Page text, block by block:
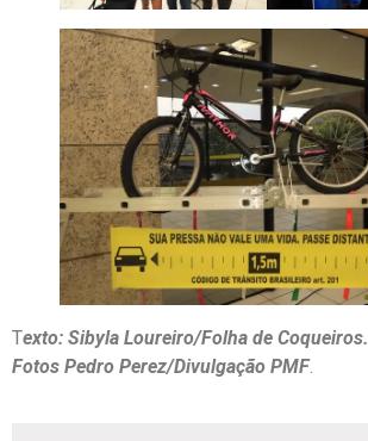
Texto: Sibyla Loureiro/Folha de Coqueiros.
Fotos Pedro Perez/Divulgação PMF.